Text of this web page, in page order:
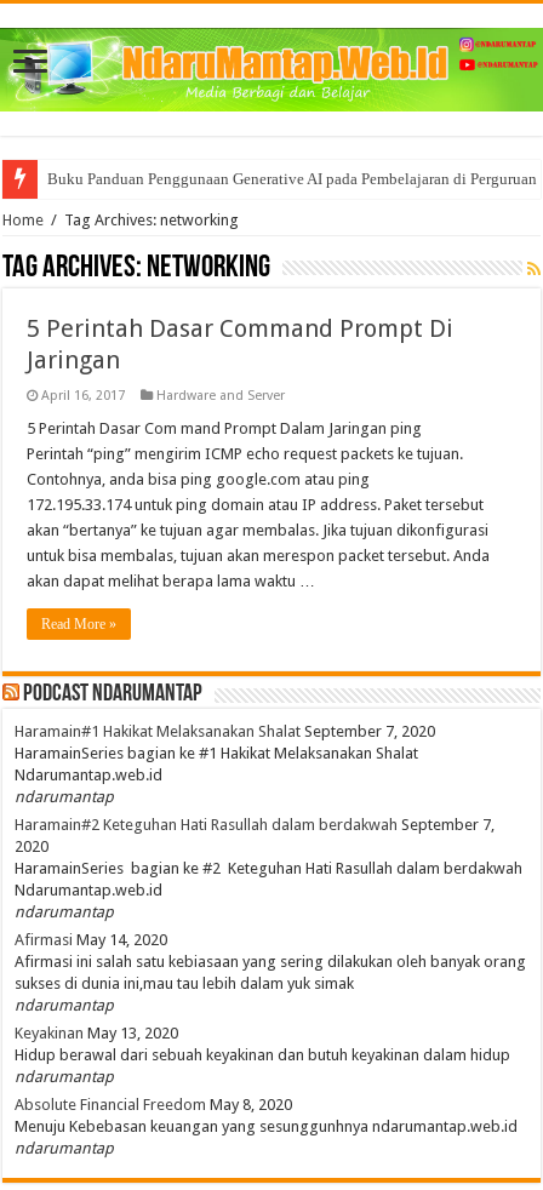
Buku Panduan Penggunaan Generative AI pada Pembelajaran di
Home / Tag Archives: networking
Tag Archives: networking
5 Perintah Dasar Command Prompt Di
Jaringan
April 16, 2017 Hardware and Server
5 Perintah Dasar Com mand Prompt Dalam Jaringan ping
Perintah “ping” mengirim ICMP echo request packets ke tujuan.
Contohnya, anda bisa ping google.com atau ping
172.195.33.174 untuk ping domain atau IP address. Paket tersebut
akan “bertanya” ke tujuan agar membalas. Jika tujuan dikonfigurasi
untuk bisa membalas, tujuan akan merespon packet tersebut. Anda
akan dapat melihat berapa lama waktu …
Read More »
PodCast NdaruMantap
Haramain#1 Hakikat Melaksanakan Shalat September 7, 2020
HaramainSeries bagian ke #1 Hakikat Melaksanakan Shalat
Ndarumantap.web.id
ndarumantap
Haramain#2 Keteguhan Hati Rasullah dalam berdakwah September 7,
2020
HaramainSeries bagian ke #2 Keteguhan Hati Rasullah dalam berdakwah
Ndarumantap.web.id
ndarumantap
Afirmasi May 14, 2020
Afirmasi ini salah satu kebiasaan yang sering dilakukan oleh banyak orang
sukses di dunia ini,mau tau lebih dalam yuk simak
ndarumantap
Keyakinan May 13, 2020
Hidup berawal dari sebuah keyakinan dan butuh keyakinan dalam hidup
ndarumantap
Absolute Financial Freedom May 8, 2020
Menuju Kebebasan keuangan yang sesunggunhnya ndarumantap.web.id
ndarumantap